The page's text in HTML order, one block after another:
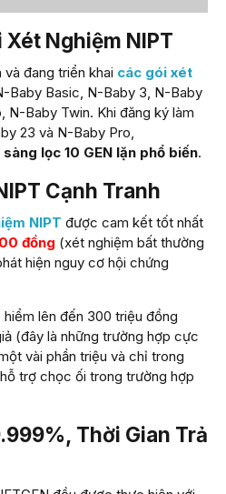
Nghiệm NIPT
và đang triển khai các gói xét
Baby Basic, N-Baby 3, N-Baby
N-Baby Twin. Khi đăng ký làm
23 và N-Baby Pro,
lọc 10 GEN lặn phổ biến.
Cạnh Tranh
NIPT được cam kết tốt nhất
đồng (xét nghiệm bất thường
hiện nguy cơ hội chứng
lên đến 300 triệu đồng
(đây là những trường hợp cực
vài phần triệu và chỉ trong
trợ chọc ối trong trường hợp
Thời Gian Trả